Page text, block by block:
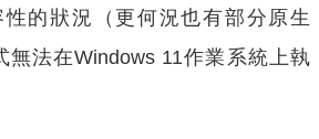
的狀況（更何況也有部分原生
無法在Windows 11作業系統上執